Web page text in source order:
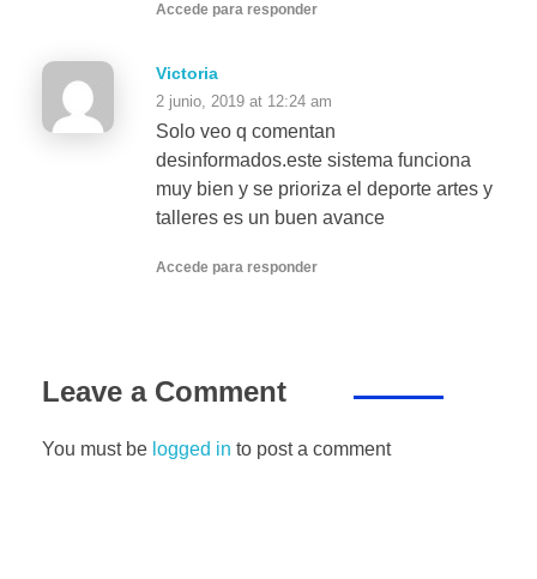
Accede para responder
Victoria
2 junio, 2019 at 12:24 am
Solo veo q comentan
desinformados.este sistema funciona
muy bien y se prioriza el deporte artes y
talleres es un buen avance
Accede para responder
Leave a Comment
You must be logged in to post a comment